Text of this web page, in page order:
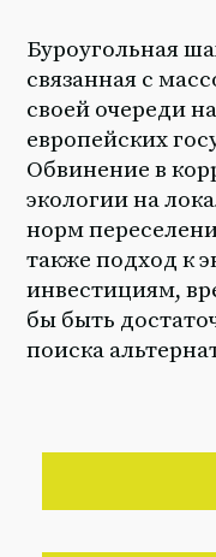
Буроугольная
связанная с
своей очереди
европейских
Обвинение в
экологии на
норм
также подход к
инвестициям,
бы быть
поиска